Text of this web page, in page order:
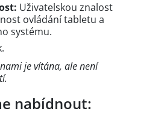
Uživatelskou znalost
ovládání tabletu a
systému.
je vítána, ale není
nabídnout: